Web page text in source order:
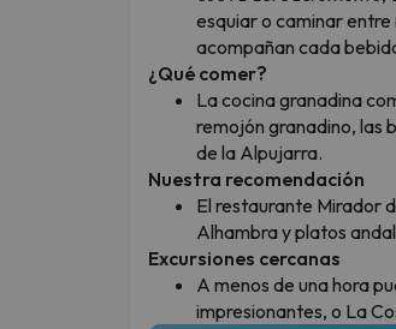
esquiar o caminar entre
acompañan cada
¿Qué comer?
La cocina granadina
remojón granadino, las
de la Alpujarra.
Nuestra recomendación
El restaurante Mirador
Alhambra y platos
Excursiones cercanas
A menos de una hora
impresionantes, o La